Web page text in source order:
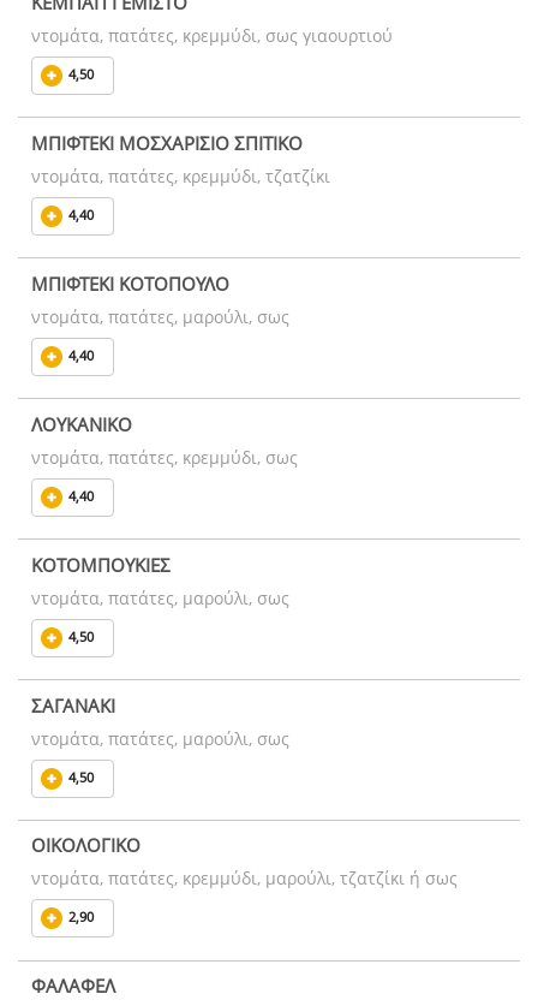
ντομάτα, πατάτες, κρεμμύδι, σως γιαουρτιού
4,50
ΜΠΙΦΤΕΚΙ ΜΟΣΧΑΡΙΣΙΟ ΣΠΙΤΙΚΟ
ντομάτα, πατάτες, κρεμμύδι, τζατζίκι
4,40
ΜΠΙΦΤΕΚΙ ΚΟΤΟΠΟΥΛΟ
ντομάτα, πατάτες, μαρούλι, σως
4,40
ΛΟΥΚΑΝΙΚΟ
ντομάτα, πατάτες, κρεμμύδι, σως
4,40
ΚΟΤΟΜΠΟΥΚΙΕΣ
ντομάτα, πατάτες, μαρούλι, σως
4,50
ΣΑΓΑΝΑΚΙ
ντομάτα, πατάτες, μαρούλι, σως
4,50
ΟΙΚΟΛΟΓΙΚΟ
ντομάτα, πατάτες, κρεμμύδι, μαρούλι, τζατζίκι ή σως
2,90
ΦΑΛΑΦΕΛ